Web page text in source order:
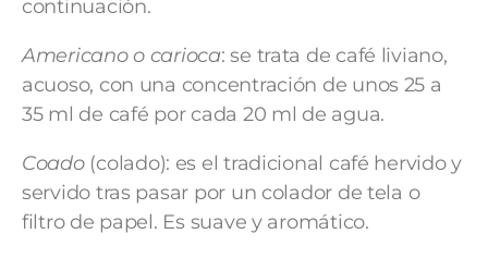
continuación.
Americano o carioca: se trata de café liviano,
acuoso, con una concentración de unos 25 a
35 ml de café por cada 20 ml de agua.
Coado (colado): es el tradicional café hervido y
servido tras pasar por un colador de tela o
filtro de papel. Es suave y aromático.